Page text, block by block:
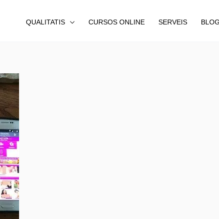
QUALITATIS CURSOS ONLINE SERVEIS BLOG